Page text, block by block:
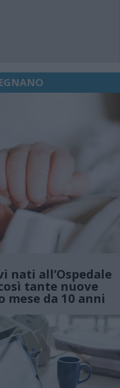
nati all’Ospedale
tante nuove
mese da 10 anni